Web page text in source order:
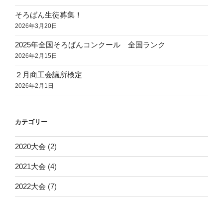
そろばん生徒募集！
2026年3月20日
2025年全国そろばんコンクール 全国ランク
2026年2月15日
２月商工会議所検定
2026年2月1日
カテゴリー
2020大会 (2)
2021大会 (4)
2022大会 (7)